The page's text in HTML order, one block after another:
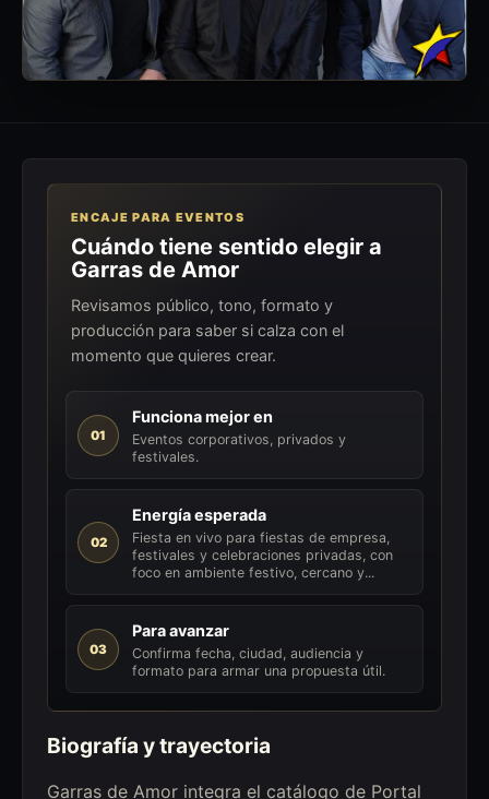
ENCAJE PARA EVENTOS
Cuándo tiene sentido elegir a
Garras de Amor
Revisamos público, tono, formato y
producción para saber si calza con el
momento que quieres crear.
01
Funciona mejor en
Eventos corporativos, privados y
festivales.
02
Energía esperada
Fiesta en vivo para fiestas de empresa,
festivales y celebraciones privadas, con
foco en ambiente festivo, cercano y...
03
Para avanzar
Confirma fecha, ciudad, audiencia y
formato para armar una propuesta útil.
Biografía y trayectoria
Garras de Amor integra el catálogo de Portal